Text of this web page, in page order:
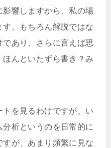
響しますから、私の場
。もちろん解説ではな
であり、さらに言えば思
んといたずら書き？み
を見るわけですが、い
析というのを日常的に
が、あまり頻繁に見な